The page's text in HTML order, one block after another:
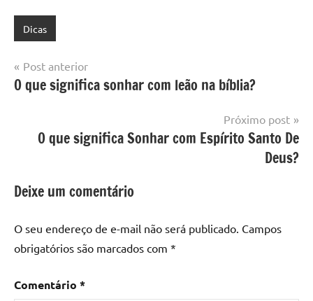
Dicas
Navegação
de
Post anterior
O que significa sonhar com leão na bíblia?
Próximo post
O que significa Sonhar com Espírito Santo De
Deus?
Deixe um comentário
O seu endereço de e-mail não será publicado. Campos
obrigatórios são marcados com *
Comentário *